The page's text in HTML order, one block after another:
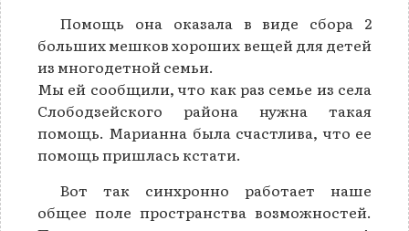
Помощь она оказала в виде сбора 2
больших мешков хороших вещей для детей
из многодетной семьи.
Мы ей сообщили, что как раз семье из села
Слободзейского района нужна такая
помощь. Марианна была счастлива, что ее
помощь пришлась кстати.
Вот так синхронно работает наше
общее поле пространства возможностей.